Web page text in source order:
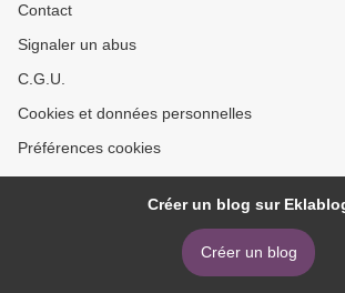
Contact
Signaler un abus
C.G.U.
Cookies et données personnelles
Préférences cookies
Créer un blog sur
Créer un blog